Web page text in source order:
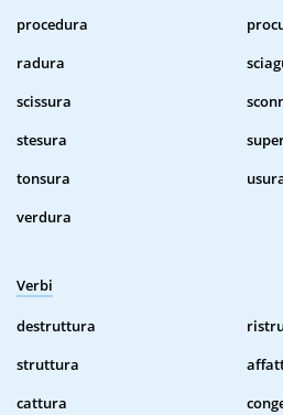
procedura
radura
scissura
stesura
tonsura
verdura
Verbi
destruttura
struttura
cattura